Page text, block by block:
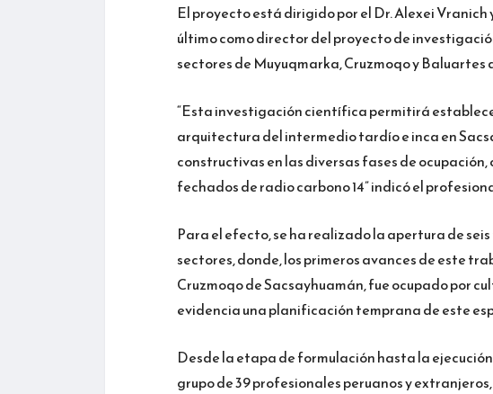
El proyecto está dirigido por el Dr. Alexei
último como director del proyecto de
sectores de Muyuqmarka, Cruzmoqo y Baluartes
“Esta investigación científica permitirá
arquitectura del intermedio tardío e inca en
constructivas en las diversas fases de
fechados de radio carbono 14” indicó el
Para el efecto, se ha realizado la apertura de
sectores, donde, los primeros avances de este
Cruzmoqo de Sacsayhuamán, fue ocupado por
evidencia una planificación temprana de este
Desde la etapa de formulación hasta la
grupo de 39 profesionales peruanos y